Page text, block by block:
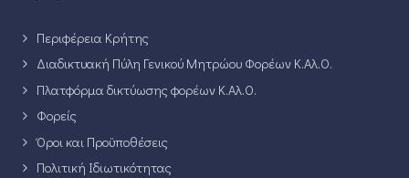
Περιφέρεια Κρήτης
Διαδικτυακή Πύλη Γενικού Μητρώου Φορέων Κ.Αλ.Ο.
Πλατφόρμα δικτύωσης φορέων Κ.Αλ.Ο.
Φορείς
Όροι και Προϋποθέσεις
Πολιτική Ιδιωτικότητας